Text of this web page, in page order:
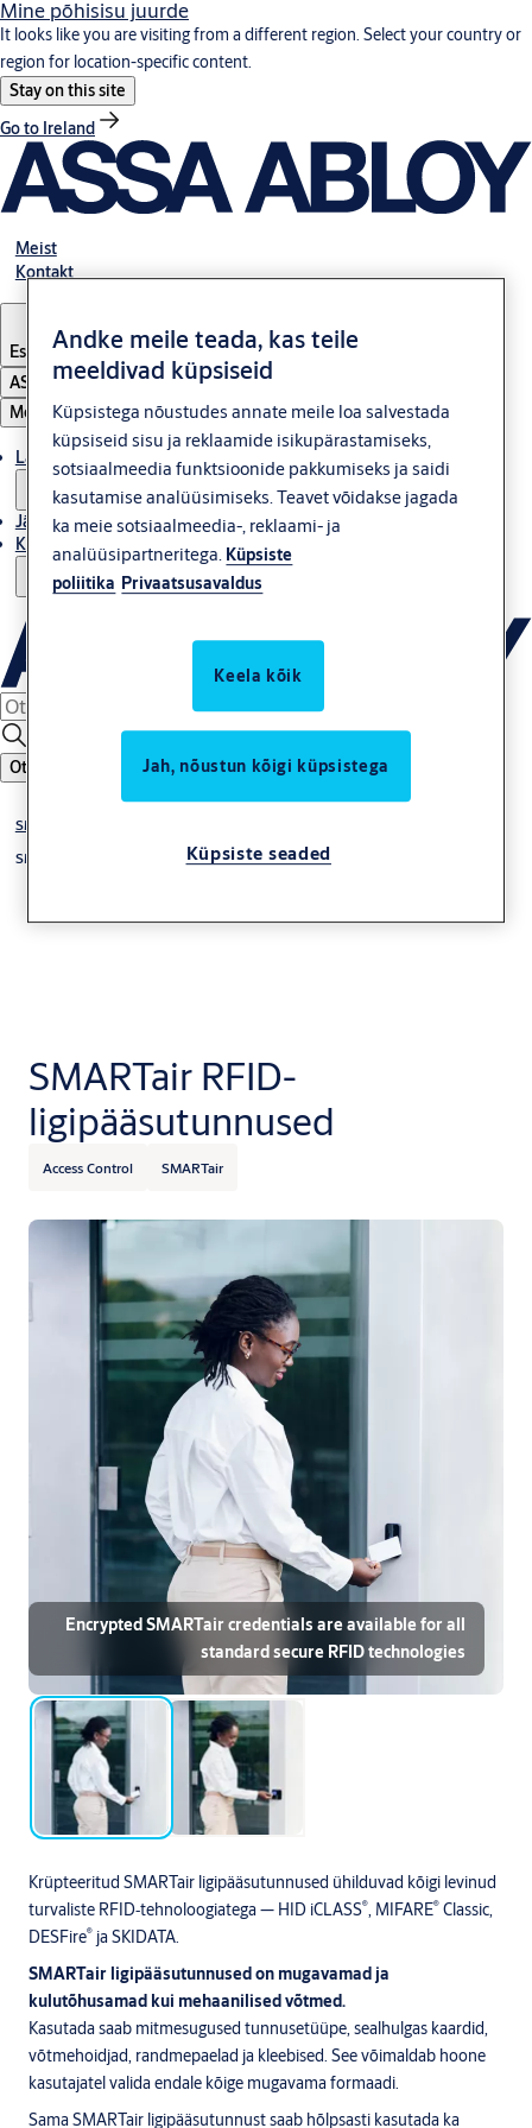
Mine põhisisu juurde
It looks like you are visiting from a different region. Select your country or
region for location-specific content.
Stay on this site
Go to Ireland
Meist
Kontakt
Estonia·Eesti
ASSA ABLOY Group
Menüü
Lahendused
Jätkusuutlikkus
Kust osta
Otsing
SMARTair
SMARTair credentials
SMARTair RFID-
ligipääsutunnused
Access Control SMARTair
Krüpteeritud SMARTair ligipääsutunnused ühilduvad kõigi levinud
turvaliste RFID‑tehnoloogiatega — HID iCLASS®, MIFARE® Classic,
DESFire® ja SKIDATA.
SMARTair ligipääsutunnused on mugavamad ja
kulutõhusamad kui mehaanilised võtmed.
Kasutada saab mitmesugused tunnusetüüpe, sealhulgas kaardid,
võtmehoidjad, randmepaelad ja kleebised. See võimaldab hoone
kasutajatel valida endale kõige mugavama formaadi.
Sama SMARTair ligipääsutunnust saab hõlpsasti kasutada ka
Encrypted SMARTair credentials are available for all
standard secure RFID technologies
Andke meile teada, kas teile
meeldivad küpsiseid
Küpsistega nõustudes annate meile loa salvestada
küpsiseid sisu ja reklaamide isikupärastamiseks,
sotsiaalmeedia funktsioonide pakkumiseks ja saidi
kasutamise analüüsimiseks. Teavet võidakse jagada
ka meie sotsiaalmeedia-, reklaami- ja
analüüsipartneritega. Küpsiste
poliitika Privaatsusavaldus
Keela kõik
Jah, nõustun kõigi küpsistega
Küpsiste seaded